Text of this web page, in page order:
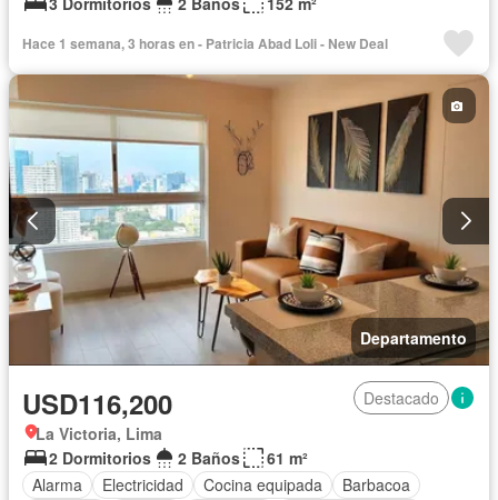
Hace 1 semana, 3 horas en - Patricia Abad Loli - New Deal
Departamento
USD116,200
Destacado
La Victoria, Lima
2 Dormitorios
2 Baños
61 m²
Alarma
Electricidad Cocina equipada
Barbacoa